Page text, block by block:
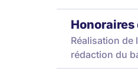
Réalisation
rédaction du